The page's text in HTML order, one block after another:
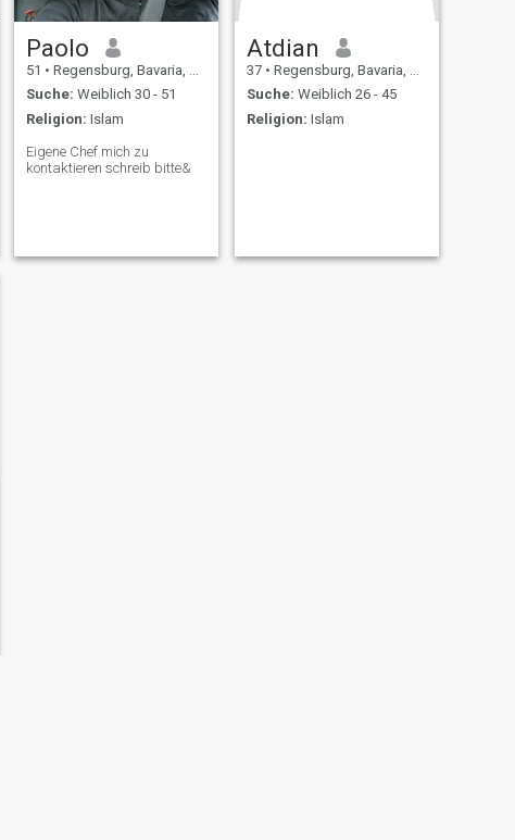
Paolo
51 • Regensburg, Bavaria, Deutschland
Suche: Weiblich 30 - 51
Religion: Islam
Eigene Chef mich zu
kontaktieren schreib bitte&
Atdian
37 • Regensburg, Bavaria, Deutschland
Suche: Weiblich 26 - 45
Religion: Islam